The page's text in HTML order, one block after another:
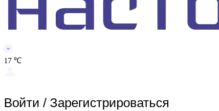
17 ℃
Войти / Зарегистрироваться